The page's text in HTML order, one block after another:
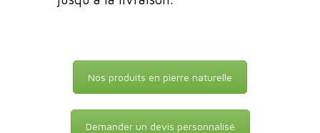
Nos produits en pierre naturelle
Demander un devis personnalisé